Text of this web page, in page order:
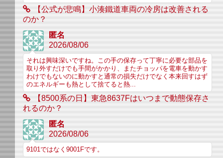
【公式が悲鳴】小湊鐵道車両の冷房は改善される
のか？
匿名
2026/08/06
それは興味深いですね。この手の保存って丁寧に必要な部品を
取り外すだけでも手間がかかり、またチョッパを電車を動かす
わけでもないのに動かすと通常の損失だけでなく本来回すはず
のエネルギーも熱として捨てると熱...
【8500系の日】東急8637Fはいつまで動態保存さ
れるのか？
匿名
2026/08/06
9101ではなく9001Fです。